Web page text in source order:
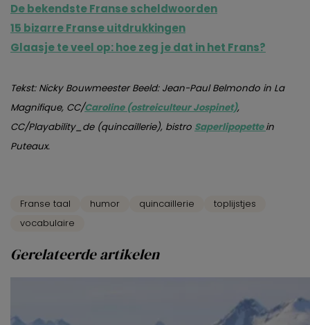
De bekendste Franse scheldwoorden
15 bizarre Franse uitdrukkingen
Glaasje te veel op: hoe zeg je dat in het Frans?
Tekst: Nicky Bouwmeester Beeld: Jean-Paul Belmondo in La
Magnifique, CC/Caroline (ostreiculteur Jospinet),
CC/Playability_de (quincaillerie), bistro Saperlipopettein
Puteaux.
Franse taal humor quincaillerie
toplijstjes
vocabulaire
Gerelateerde artikelen